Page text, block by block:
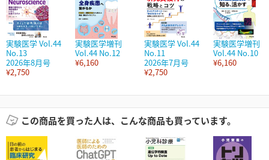
実験医学 Vol.44
No.13
2026年8月号
¥2,750
実験医学増刊
Vol.44 No.12
¥6,160
実験医学 Vol.44
No.11
2026年7月号
¥2,750
実験医学増刊
Vol.44 No.10
¥6,160
この商品を買った人は、こんな商品も買っています。